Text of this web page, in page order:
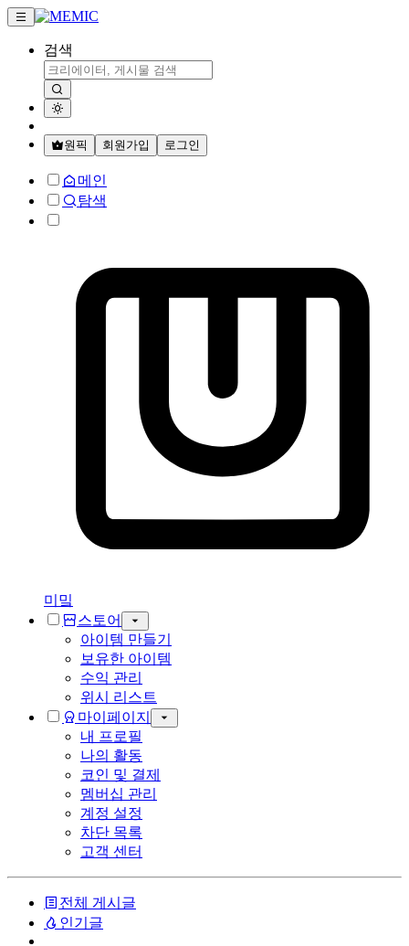
검색
원픽 회원가입 로그인
메인
탐색
미밐
스토어
아이템 만들기
보유한 아이템
수익 관리
위시 리스트
마이페이지
내 프로필
나의 활동
코인 및 결제
멤버십 관리
계정 설정
차단 목록
고객 센터
전체 게시글
인기글